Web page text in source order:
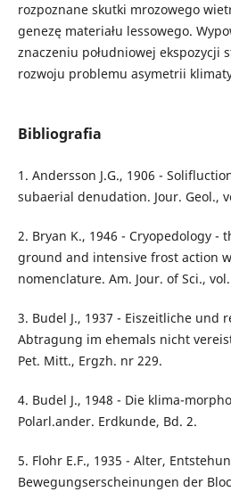
rozpoznane skutki mrozowego
genezę materiału lessowego.
znaczeniu południowej ekspozycji
rozwoju problemu asymetrii
Bibliografia
1. Andersson J.G., 1906 -
subaerial denudation. Jour. Geol.,
2. Bryan K., 1946 - Cryopedology -
ground and intensive frost action
nomenclature. Am. Jour. of Sci.,
3. Budel J., 1937 - Eiszeitliche und
Abtragung im ehemals nicht
Pet. Mitt., Ergzh. nr 229.
4. Budel J., 1948 - Die klima-
Polarl.ander. Erdkunde, Bd. 2.
5. Flohr E.F., 1935 - Alter,
Bewegungserscheinungen der